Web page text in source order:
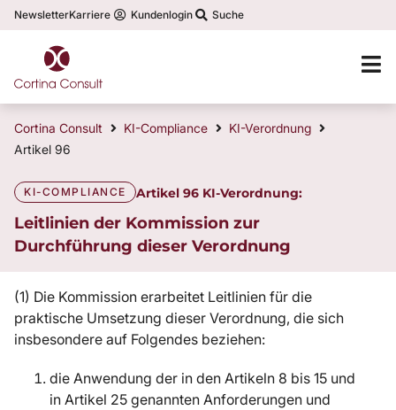
NewsletterKarriere Kundenlogin Suche
Cortina Consult KI-Compliance
KI-Verordnung
Artikel 96
KI-COMPLIANCE Artikel 96 KI-Verordnung:
Leitlinien der Kommission zur
Durchführung dieser Verordnung
(1) Die Kommission erarbeitet Leitlinien für die
praktische Umsetzung dieser Verordnung, die sich
insbesondere auf Folgendes beziehen:
die Anwendung der in den Artikeln 8 bis 15 und
in Artikel 25 genannten Anforderungen und